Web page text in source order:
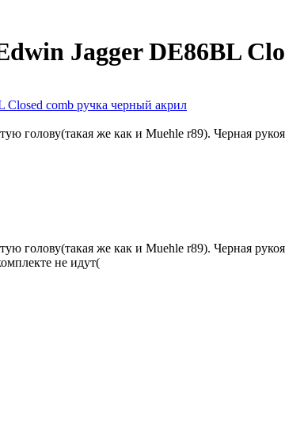
Jagger DE86BL
голову(такая же как и Muehle r89). Черная
голову(такая же как и Muehle r89). Черная
не идут(